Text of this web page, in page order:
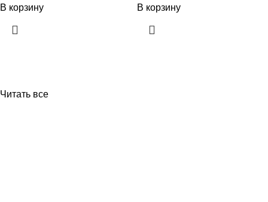
В корзину
В корзину
Читать все